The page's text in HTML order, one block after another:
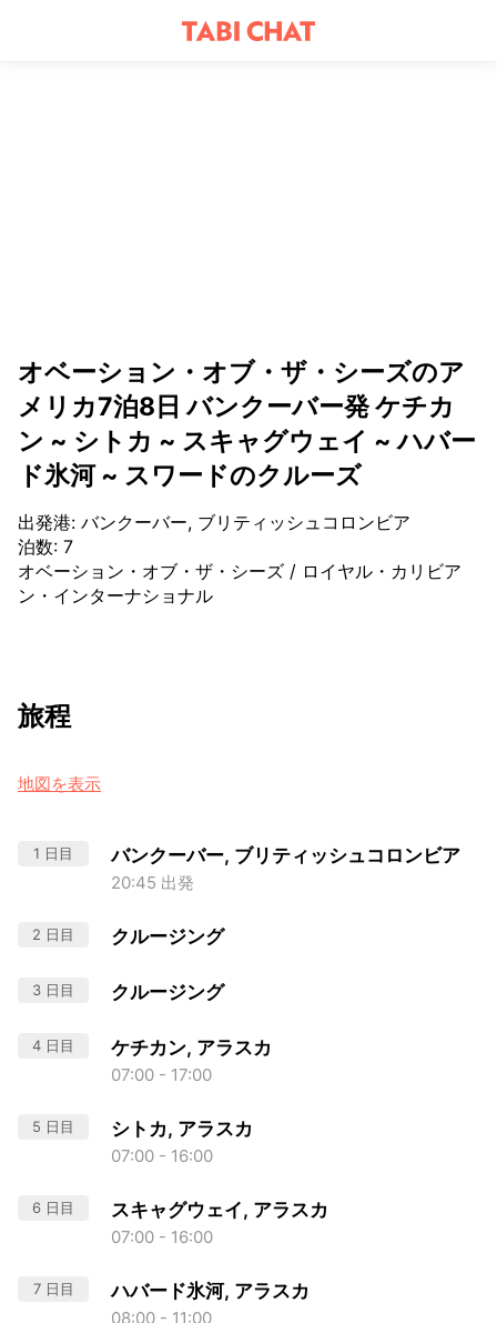
オベーション・オブ・ザ・シーズのア
メリカ7泊8日 バンクーバー発 ケチカ
ン ~ シトカ ~ スキャグウェイ ~ ハバー
ド氷河 ~ スワードのクルーズ
出発港: バンクーバー, ブリティッシュコロンビア
泊数: 7
オベーション・オブ・ザ・シーズ / ロイヤル・カリビア
ン・インターナショナル
旅程
地図を表示
1 日目 バンクーバー, ブリティッシュコロンビア
20:45 出発
2 日目 クルージング
3 日目 クルージング
4 日目 ケチカン, アラスカ
07:00 - 17:00
5 日目 シトカ, アラスカ
07:00 - 16:00
6 日目 スキャグウェイ, アラスカ
07:00 - 16:00
7 日目 ハバード氷河, アラスカ
08:00 - 11:00